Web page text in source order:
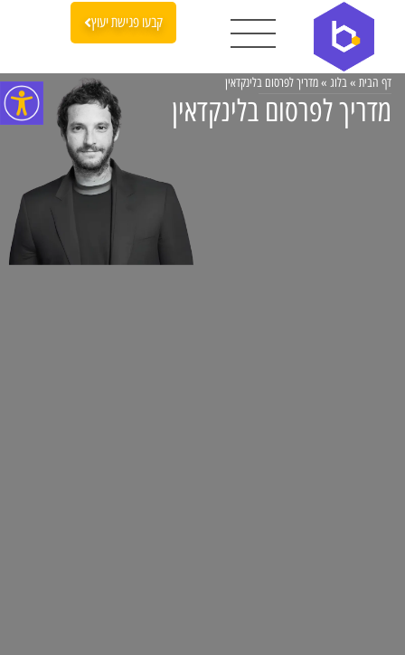
קבעו פגישת יעוץ
דף הבית »בלוג »מדריך לפרסום בלינקדאין
מדריך לפרסום בלינקדאין